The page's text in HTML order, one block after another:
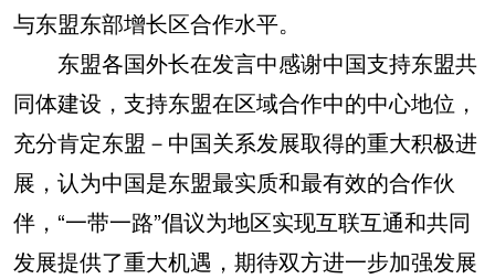
与东盟东部增长区合作水平。
东盟各国外长在发言中感谢中国支持东盟共
同体建设，支持东盟在区域合作中的中心地位，
充分肯定东盟－中国关系发展取得的重大积极进
展，认为中国是东盟最实质和最有效的合作伙
伴，“一带一路”倡议为地区实现互联互通和共同
发展提供了重大机遇，期待双方进一步加强发展